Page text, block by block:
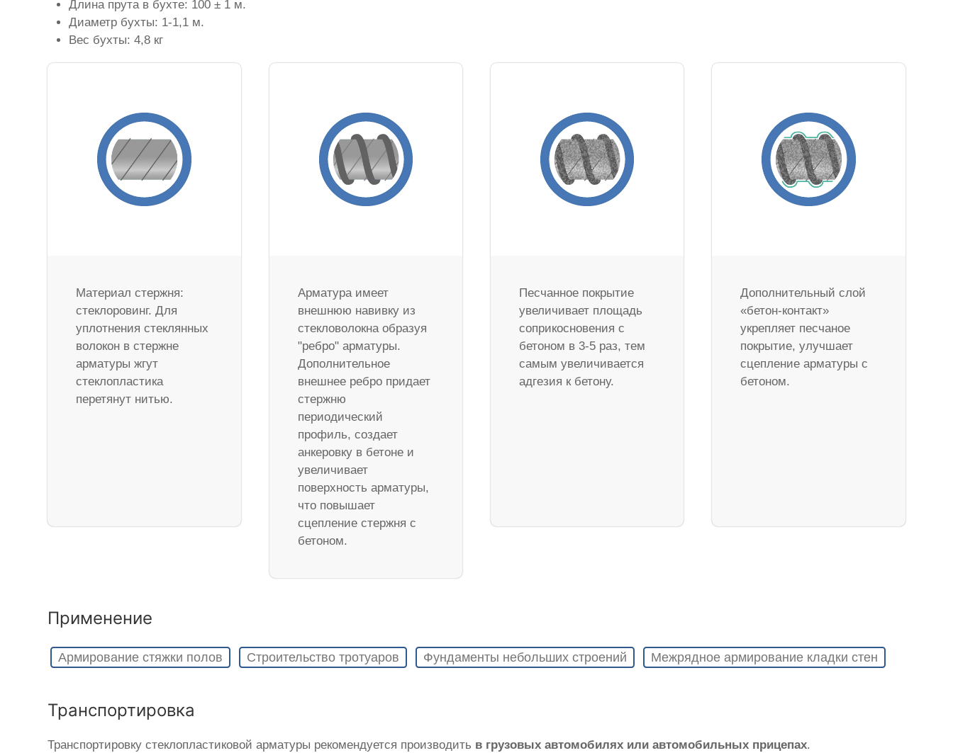
Длина прута в бухте: 100 ± 1 м.
Диаметр бухты: 1-1,1 м.
Вес бухты: 4,8 кг
Материал стержня:
стеклоровинг. Для
уплотнения стеклянных
волокон в стержне
арматуры жгут
стеклопластика
перетянут нитью.
Арматура имеет
внешнюю навивку из
стекловолокна образуя
"ребро" арматуры.
Дополнительное
внешнее ребро придает
стержню
периодический
профиль, создает
анкеровку в бетоне и
увеличивает
поверхность арматуры,
что повышает
сцепление стержня с
бетоном.
Песчанное покрытие
увеличивает площадь
соприкосновения с
бетоном в 3-5 раз, тем
самым увеличивается
адгезия к бетону.
Дополнительный слой
«бетон-контакт»
укрепляет песчаное
покрытие, улучшает
сцепление арматуры с
бетоном.
Применение
Армирование стяжки полов Строительство тротуаров Фундаменты небольших строений Межрядное армирование кладки стен
Транспортировка
Транспортировку стеклопластиковой арматуры рекомендуется производить в грузовых автомобилях или автомобильных прицепах.